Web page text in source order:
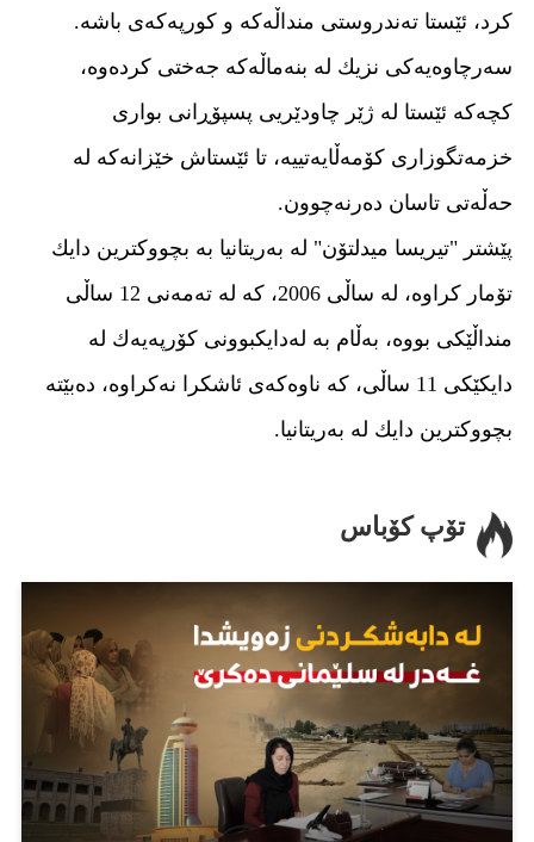
كرد، ئێستا ته‌ندروستی منداڵه‌كه‌ و كورپه‌كه‌ی باشه‌.
سه‌رچاوه‌یه‌كی نزیك له‌ بنه‌ماڵه‌كه‌ جه‌ختی كرده‌وه‌،
كچه‌كه‌ ئێستا له‌ ژێر چاودێریی پسپۆڕانی بواری
خزمه‌تگوزاری كۆمه‌ڵایه‌تییه‌، تا ئێستاش خێزانه‌كه‌ له‌
حه‌ڵه‌تی تاسان ده‌رنه‌چوون.
پێشتر "تیریسا میدلتۆن" له‌ به‌ریتانیا به‌ بچووكترین دایك
تۆمار كراوه‌‌، له‌ ساڵی 2006، كه‌ له‌ ته‌مه‌نی 12 ساڵی
منداڵێكی بووه‌، به‌ڵام به‌ له‌دایكبوونی كۆرپه‌یه‌ك له‌
دایكێكی 11 ساڵی، كه‌ ناوه‌كه‌ی ئاشكرا نه‌كراوه‌، ده‌بێته‌
بچووكترین دایك له‌ به‌ریتانیا.
تۆپ کۆباس